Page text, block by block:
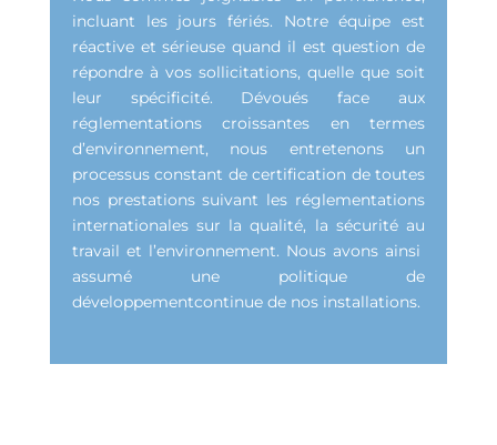
incluant les jours fériés. Notre équipe est
réactive et sérieuse quand il est question de
répondre à vos sollicitations, quelle que soit
leur spécificité. Dévoués face aux
réglementations croissantes en termes
d’environnement, nous entretenons un
processus constant de certification de toutes
nos prestations suivant les réglementations
internationales sur la qualité, la sécurité au
travail et l’environnement. Nous avons ainsi
assumé une politique de
développementcontinue de nos installations.